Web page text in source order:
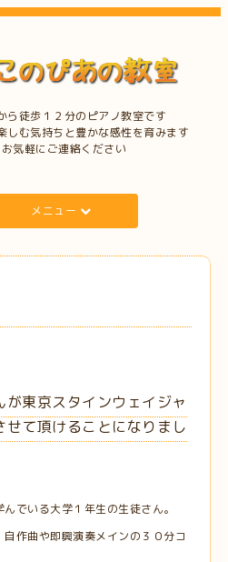
ら徒歩１２分のピアノ教室です
しむ気持ちと豊かな感性を育みます
気軽にご連絡ください
メニュー
東京スタインウェイジャ
せて頂けることになりまし
でいる大学１年生の生徒さん。
作曲や即興演奏メインの３０分コ